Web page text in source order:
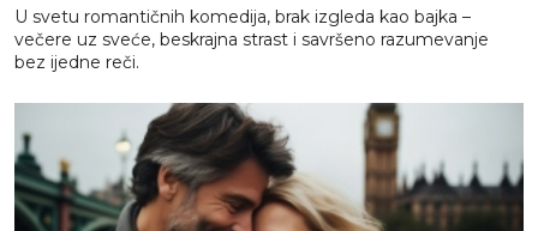
U svetu romantičnih komedija, brak izgleda kao bajka –
večere uz sveće, beskrajna strast i savršeno razumevanje
bez ijedne reči.